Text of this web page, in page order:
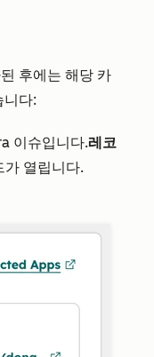
후에는 해당 카
니다:
이슈입니다.레코
가 열립니다.